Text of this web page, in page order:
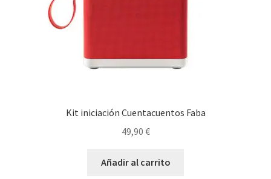
Kit iniciación Cuentacuentos Faba
49,90 €
Añadir al carrito